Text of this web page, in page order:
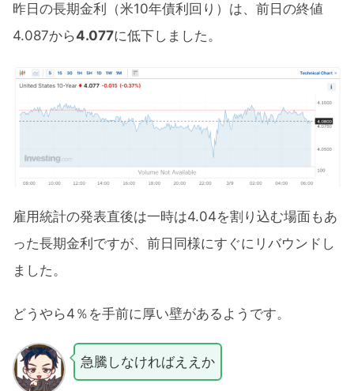
昨日の長期金利（米10年債利回り）は、前日の終値
4.087から4.077に低下しました。
雇用統計の発表直後は一時は4.04を割り込む場面もあ
った長期金利ですが、前日同様にすぐにリバウンドし
ました。
どうやら4％を手前に厚い壁があるようです。
急騰しなければええか